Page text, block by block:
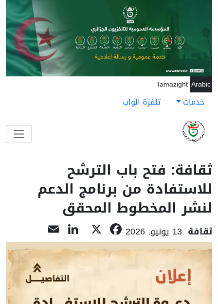
تجاوز إلى المحتوى الرئيسي
Arabic
Tamazight
خدمات تلفزة الواب
ثقافة: فتح باب الترشح
للاستفادة من برنامج الدعم
لنشر المخطوط المحقق
ثقافة 13 يونيو, 2026 Facebook
LinkedIn